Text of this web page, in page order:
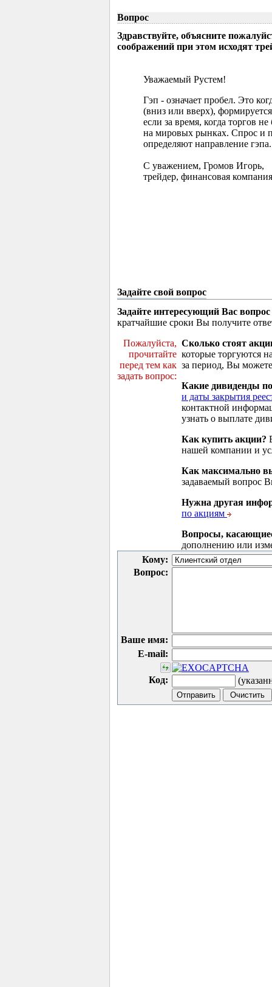
Вопрос
Здравствуйте, объясните
соображений при этом исходят
Уважаемый Рустем!
Гэп - означает пробел. Это
(вниз или вверх),
если за время, когда торгов
на мировых рынках. Спрос и
определяют направление гэпа.
С уважением, Громов Игорь,
трейдер, финансовая
Задайте свой вопрос
Задайте интересующий Вас вопрос
кратчайшие сроки Вы получите
Пожалуйста,
прочитайте
перед тем как
задать вопрос:
Сколько стоят
которые торгуются
за период, Вы
Какие дивиденды
и даты закрытия
контактной
узнать о выплате
Как купить акции?
нашей компании и
Как максимально
задаваемый вопрос
Нужна другая
по акциям
Вопросы,
дополнению или
Кому:
Вопрос:
Ваше имя:
E-mail:
Код: